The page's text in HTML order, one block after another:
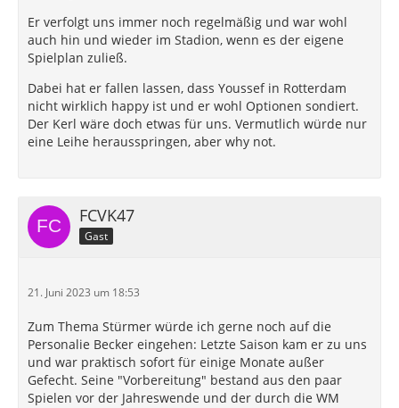
Er verfolgt uns immer noch regelmäßig und war wohl
auch hin und wieder im Stadion, wenn es der eigene
Spielplan zuließ.
Dabei hat er fallen lassen, dass Youssef in Rotterdam
nicht wirklich happy ist und er wohl Optionen sondiert.
Der Kerl wäre doch etwas für uns. Vermutlich würde nur
eine Leihe herausspringen, aber why not.
FCVK47
Gast
21. Juni 2023 um 18:53
Zum Thema Stürmer würde ich gerne noch auf die
Personalie Becker eingehen: Letzte Saison kam er zu uns
und war praktisch sofort für einige Monate außer
Gefecht. Seine "Vorbereitung" bestand aus den paar
Spielen vor der Jahreswende und der durch die WM